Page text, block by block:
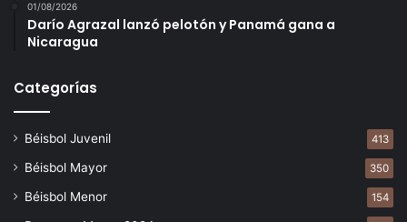
01/08/2026
Darío Agrazal lanzó pelotón y Panamá gana a
Nicaragua
Categorías
Béisbol Juvenil 413
Béisbol Mayor 350
Béisbol Menor 154